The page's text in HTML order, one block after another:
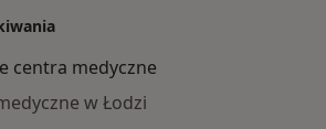
centra medyczne
w Łodzi